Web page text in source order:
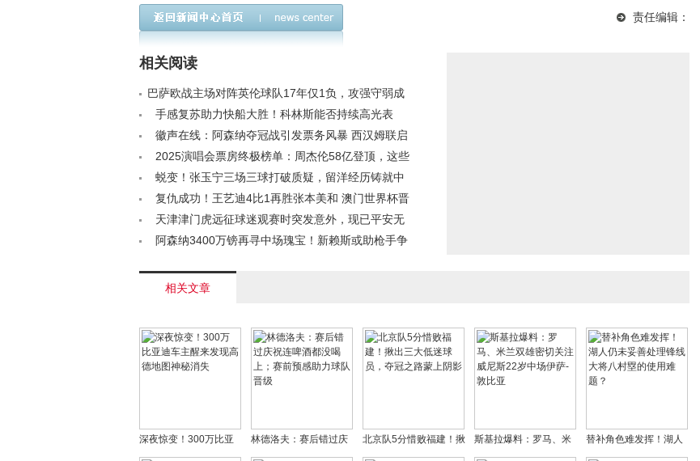
足球深陷精神危机，三
届世界杯缺席敲响亡国
晓，第四轮或遇头号种
责任编辑：
相关阅读
巴萨欧战主场对阵英伦球队17年仅1负，攻强守弱成
争胜关键< /a>
手感复苏助力快船大胜！科林斯能否持续高光表
现？< /a>
徽声在线：阿森纳夺冠战引发票务风暴 西汉姆联启
动史上最严球迷认证< /a>
2025演唱会票房终极榜单：周杰伦58亿登顶，这些
歌手赚疯了！< /a>
蜕变！张玉宁三场三球打破质疑，留洋经历铸就中
超顶级锋霸< /a>
复仇成功！王艺迪4比1再胜张本美和 澳门世界杯晋
级八强展现实力< /a>
天津津门虎远征球迷观赛时突发意外，现已平安无
恙< /a>阿森纳3400万镑再寻中场瑰宝！新赖斯或助枪手争
相关文章
深夜惊变！300万比亚
林德洛夫：赛后错过庆
北京队5分惜败福建！揪
斯基拉爆料：罗马、米
替补角色难发挥！湖人